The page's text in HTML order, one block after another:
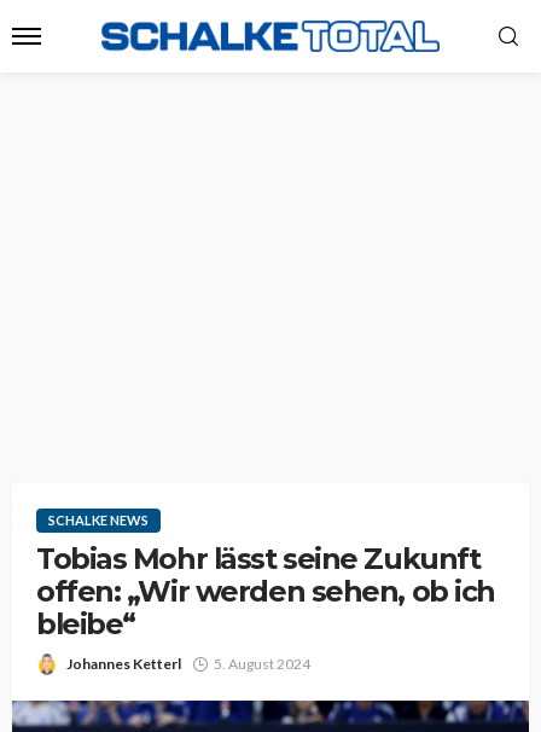
SCHALKE NEWS
Tobias Mohr lässt seine Zukunft
offen: „Wir werden sehen, ob ich
bleibe“
Johannes Ketterl 5. August 2024